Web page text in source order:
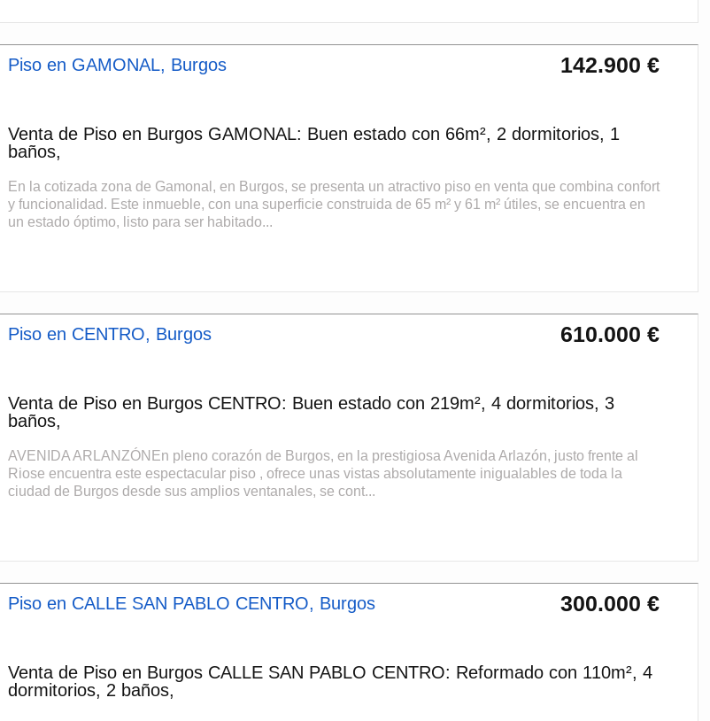
Piso en GAMONAL, Burgos 142.900 €
Venta de Piso en Burgos GAMONAL: Buen estado con 66m², 2 dormitorios, 1
baños,
En la cotizada zona de Gamonal, en Burgos, se presenta un atractivo piso en venta que combina confort
y funcionalidad. Este inmueble, con una superficie construida de 65 m² y 61 m² útiles, se encuentra en
un estado óptimo, listo para ser habitado...
Piso en CENTRO, Burgos 610.000 €
Venta de Piso en Burgos CENTRO: Buen estado con 219m², 4 dormitorios, 3
baños,
AVENIDA ARLANZÓNEn pleno corazón de Burgos, en la prestigiosa Avenida Arlazón, justo frente al
Riose encuentra este espectacular piso , ofrece unas vistas absolutamente inigualables de toda la
ciudad de Burgos desde sus amplios ventanales, se cont...
Piso en CALLE SAN PABLO CENTRO, Burgos 300.000 €
Venta de Piso en Burgos CALLE SAN PABLO CENTRO: Reformado con 110m², 4
dormitorios, 2 baños,